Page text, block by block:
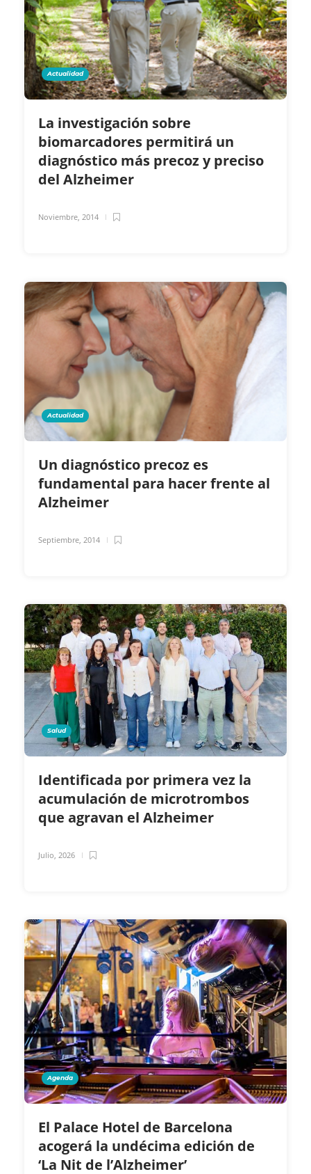
Actualidad
La investigación sobre
biomarcadores permitirá un
diagnóstico más precoz y preciso
del Alzheimer
Noviembre, 2014
Actualidad
Un diagnóstico precoz es
fundamental para hacer frente al
Alzheimer
Septiembre, 2014
Salud
Identificada por primera vez la
acumulación de microtrombos
que agravan el Alzheimer
Julio, 2026
Agenda
El Palace Hotel de Barcelona
acogerá la undécima edición de
‘La Nit de l’Alzheimer’